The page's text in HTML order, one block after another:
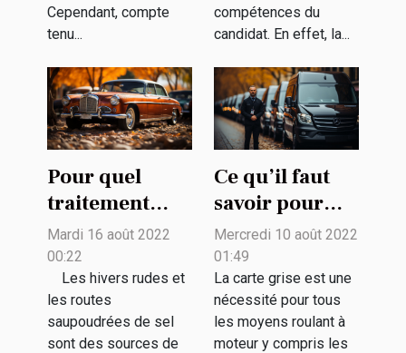
Cependant, compte
tenu...
compétences du
candidat. En effet, la...
Pour quel
traitement
antirouille
pouvez-vous
opter ?
Mardi 16 août 2022
00:22
Les hivers rudes et
les routes
saupoudrées de sel
sont des sources de
Ce qu’il faut
savoir pour
établir une
carte grise au
nom d’un
véhicule
d’entreprise
Mercredi 10 août 2022
01:49
La carte grise est une
nécessité pour tous
les moyens roulant à
moteur y compris les